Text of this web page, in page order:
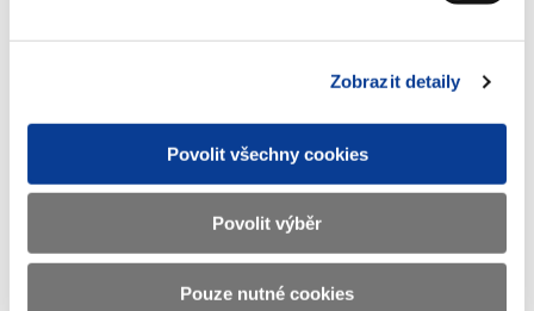
Zobrazit detaily
Povolit všechny cookies
Povolit výběr
Pouze nutné cookies
institucí ve směrnici CRD1, na kterém figuruje většina národních
rozvojových bank států EU včetně například německé KFW. Při
podoba předložená vládě bez rozporu reflektuje postavení
rozvojových bank v řadě jiných států EU, počínaje Německem.
NRB bude nadále bankou držící bankovní licenci, podléhající
dohledu ze strany ČNB a řídící se většinou ustanovení zákona o
veřejnosti, což je pro rozvojové banky jako speciální subjekty
obvyklé, nicméně zůstane jí zachována možnost přijímat